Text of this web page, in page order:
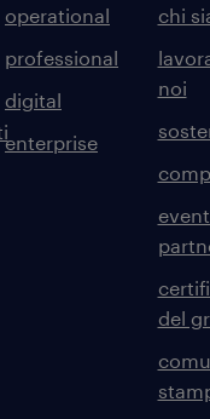
operational
professional
digital
enterprise
chi
noi
del